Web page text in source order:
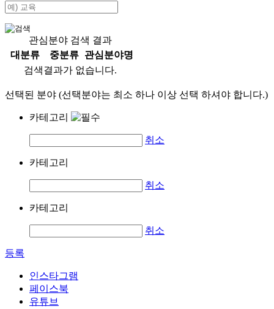
관심분야 검색 결과
대분류
중분류
관심분야명
검색결과가 없습니다.
선택된 분야 (선택분야는 최소 하나 이상 선택 하셔야 합니다.)
카테고리
취소
카테고리
취소
카테고리
취소
등록
인스타그램
페이스북
유튜브